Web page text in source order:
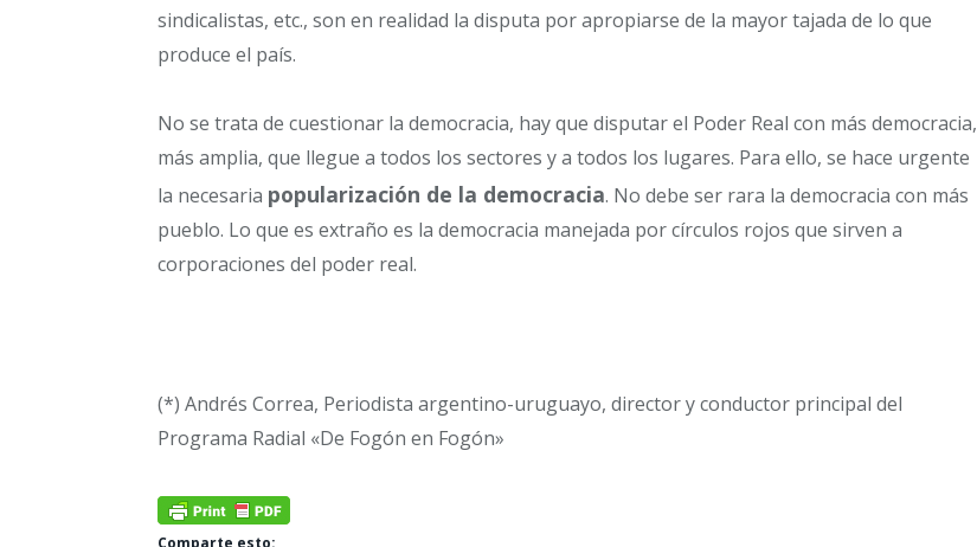
sindicalistas, etc., son en realidad la disputa por apropiarse de la mayor tajada de lo que
produce el país.
No se trata de cuestionar la democracia, hay que disputar el Poder Real con más democracia,
más amplia, que llegue a todos los sectores y a todos los lugares. Para ello, se hace urgente
la necesaria popularización de la democracia. No debe ser rara la democracia con más
pueblo. Lo que es extraño es la democracia manejada por círculos rojos que sirven a
corporaciones del poder real.
(*) Andrés Correa, Periodista argentino-uruguayo, director y conductor principal del
Programa Radial «De Fogón en Fogón»